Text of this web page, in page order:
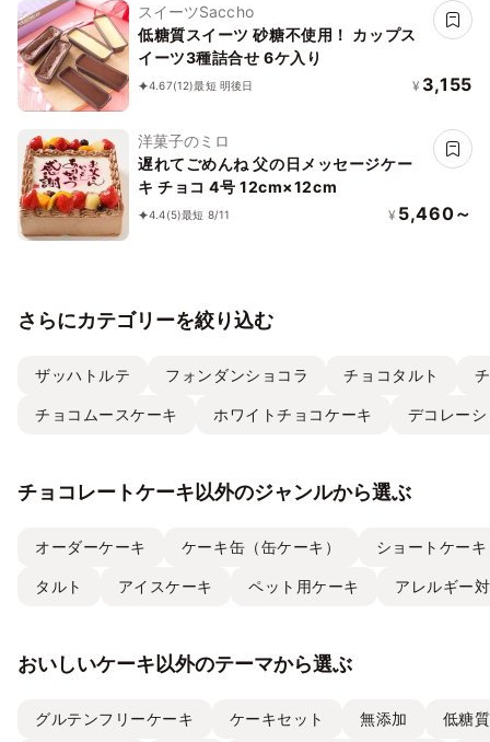
スイーツSaccho
低糖質スイーツ 砂糖不使用！ カップス
イーツ3種詰合せ 6ケ入り
4.67(12)最短 明後日 ¥ 3,155
洋菓子のミロ
遅れてごめんね 父の日メッセージケー
キ チョコ 4号 12cm×12cm
4.4(5)最短 8/11 ¥ 5,460～
さらにカテゴリーを絞り込む
ザッハトルテ フォンダンショコラ チョコタルト
チョコムースケーキ ホワイトチョコケーキ デコレー
チョコレートケーキ以外のジャンルから選ぶ
オーダーケーキ ケーキ缶（缶ケーキ） ショートケー
タルト アイスケーキ ペット用ケーキ アレルギー
おいしいケーキ以外のテーマから選ぶ
グルテンフリーケーキ ケーキセット 無添加 低糖